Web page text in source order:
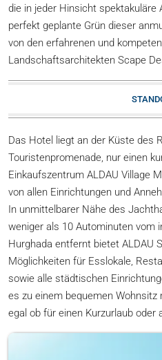
die in jeder Hinsicht spektakuläre
perfekt geplante Grün dieser
von den erfahrenen und
Landschaftsarchitekten Scape
Das Hotel liegt an der Küste des
Touristenpromenade, nur einen
Einkaufszentrum ALDAU Village
von allen Einrichtungen und
In unmittelbarer Nähe des
weniger als 10 Autominuten vom
Hurghada entfernt bietet ALDAU
Möglichkeiten für Esslokale,
sowie alle städtischen
es zu einem bequemen Wohnsitz
egal ob für einen Kurzurlaub oder